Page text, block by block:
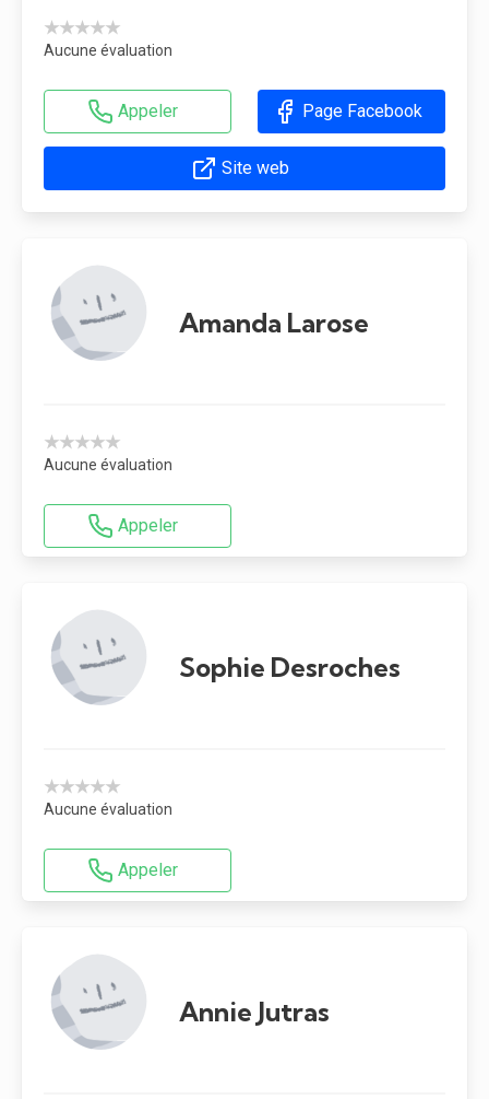
★★★★★
Aucune évaluation
Appeler Page Facebook
Site web
Amanda Larose
★★★★★
Aucune évaluation
Appeler
Sophie Desroches
★★★★★
Aucune évaluation
Appeler
Annie Jutras